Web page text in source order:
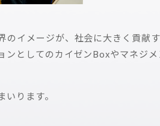
イメージが、社会に大きく貢献
としてのカイゼンBoxやマネジ
ります。